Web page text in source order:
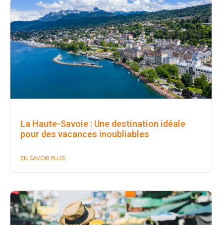
La Haute-Savoie : Une destination idéale
pour des vacances inoubliables
EN SAVOIR PLUS